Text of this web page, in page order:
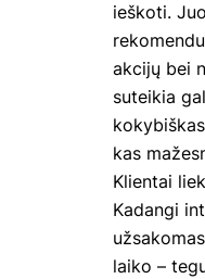
ieškoti.
akcijų bei
suteikia
kas
Klientai
Kadangi
laiko –